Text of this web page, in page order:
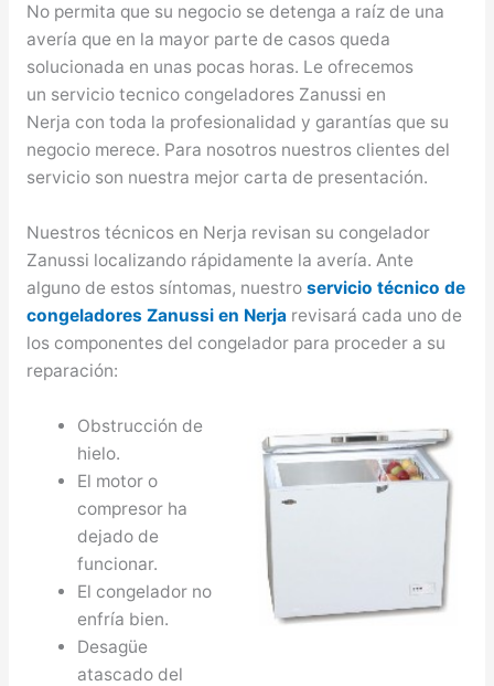
No permita que su negocio se detenga a raíz de una
avería que en la mayor parte de casos queda
solucionada en unas pocas horas. Le ofrecemos
un servicio tecnico congeladores Zanussi en
Nerja con toda la profesionalidad y garantías que su
negocio merece. Para nosotros nuestros clientes del
servicio son nuestra mejor carta de presentación.
Nuestros técnicos en Nerja revisan su congelador
Zanussi localizando rápidamente la avería. Ante
alguno de estos síntomas, nuestro servicio técnico de
congeladores Zanussi en Nerjarevisará cada uno de
los componentes del congelador para proceder a su
reparación:
Obstrucción de
hielo.
El motor o
compresor ha
dejado de
funcionar.
El congelador no
enfría bien.
Desagüe
atascado del